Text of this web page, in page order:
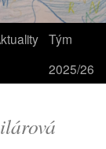
Tým
2025/26